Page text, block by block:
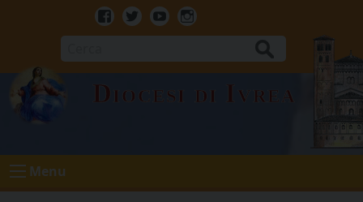
Facebook
TwitterYoutubeInstagram
Diocesi di Ivrea
Menu